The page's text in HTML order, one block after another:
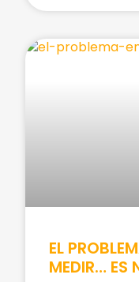
EL
MEDIR… ES